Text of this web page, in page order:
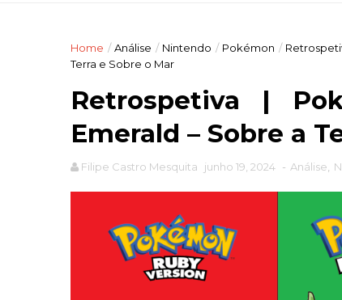
Home / Análise / Nintendo / Pokémon /
Terra e Sobre o Mar
Retrospetiva |
Emerald – Sobre a
Filipe Castro Mesquita junho 19, 2024 - Análise